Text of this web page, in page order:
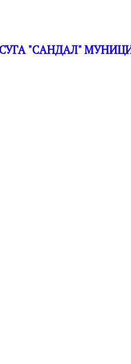
"САНДАЛ"